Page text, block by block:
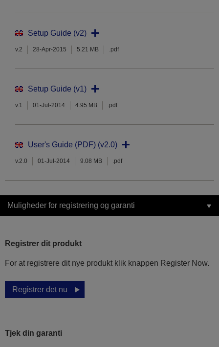
Setup Guide (v2)
v.2 28-Apr-2015 5.21 MB .pdf
Setup Guide (v1)
v.1 01-Jul-2014 4.95 MB .pdf
User's Guide (PDF) (v2.0)
v.2.0 01-Jul-2014 9.08 MB .pdf
Muligheder for registrering og garanti
Registrer dit produkt
For at registrere dit nye produkt klik knappen Register Now.
Registrer det nu
Tjek din garanti